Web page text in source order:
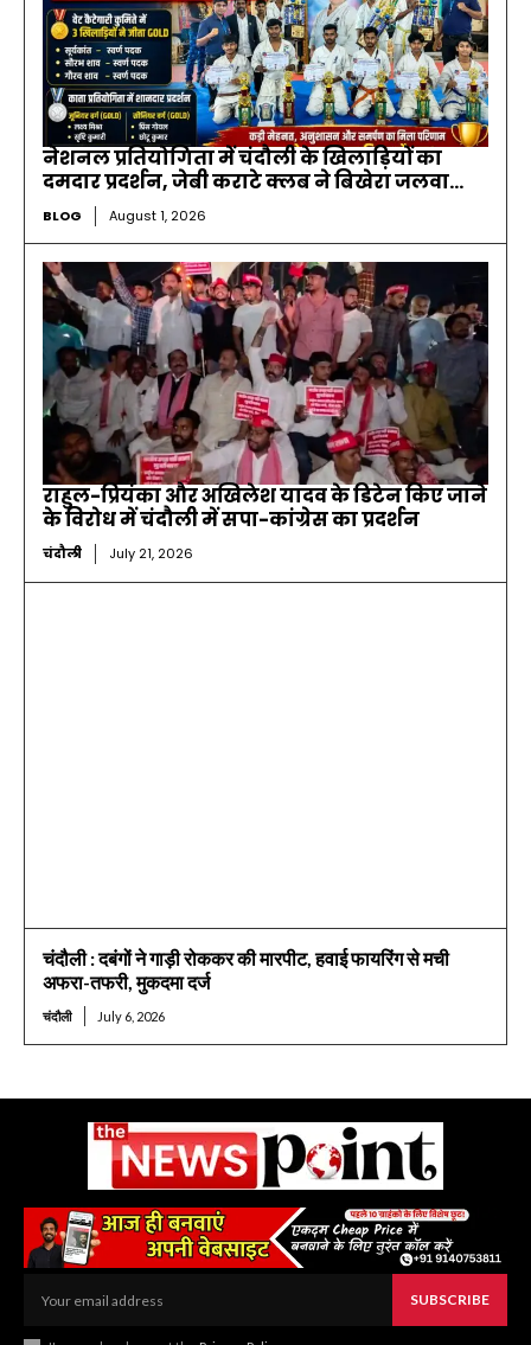
नेशनल प्रतियोगिता में चंदौली के खिलाड़ियों का
दमदार प्रदर्शन, जेबी कराटे क्लब ने बिखेरा जलवा…
BLOG August 1, 2026
राहुल-प्रियंका और अखिलेश यादव के डिटेन किए जाने
के विरोध में चंदौली में सपा-कांग्रेस का प्रदर्शन
चंदौली July 21, 2026
चंदौली : दबंगों ने गाड़ी रोककर की मारपीट, हवाई फायरिंग से मची
अफरा-तफरी, मुकदमा दर्ज
चंदौली July 6, 2026
SUBSCRIBE